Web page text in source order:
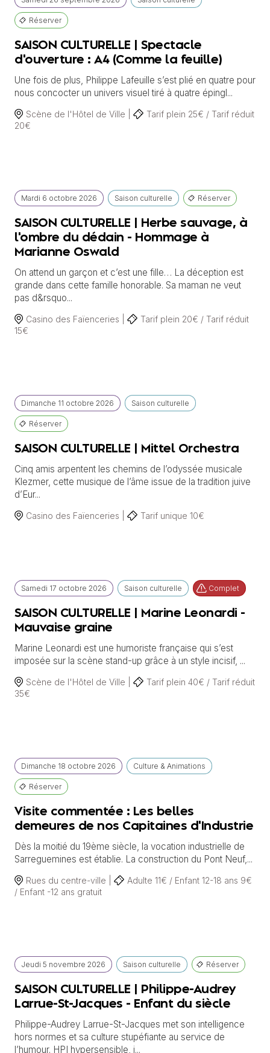
Réserver
SAISON CULTURELLE | Spectacle
d'ouverture : A4 (Comme la feuille)
Une fois de plus, Philippe Lafeuille s’est plié en quatre pour
nous concocter un univers visuel tiré à quatre épingl...
Scène de l'Hôtel de Ville |
Tarif plein 25€ / Tarif réduit
20€
Mardi 6 octobre 2026 Saison culturelle Réserver
SAISON CULTURELLE | Herbe sauvage, à
l'ombre du dédain - Hommage à
Marianne Oswald
On attend un garçon et c’est une fille… La déception est
grande dans cette famille honorable. Sa maman ne veut
pas d&rsquo...
Casino des Faïenceries |
Tarif plein 20€ / Tarif réduit
15€
Dimanche 11 octobre 2026 Saison culturelle
Réserver
SAISON CULTURELLE | Mittel Orchestra
Cinq amis arpentent les chemins de l’odyssée musicale
Klezmer, cette musique de l’âme issue de la tradition juive
d’Eur...
Casino des Faïenceries | Tarif unique 10€
Samedi 17 octobre 2026 Saison culturelle Complet
SAISON CULTURELLE | Marine Leonardi -
Mauvaise graine
Marine Leonardi est une humoriste française qui s’est
imposée sur la scène stand-up grâce à un style incisif, ...
Scène de l'Hôtel de Ville |
Tarif plein 40€ / Tarif réduit
35€
Dimanche 18 octobre 2026 Culture & Animations
Réserver
Visite commentée : Les belles
demeures de nos Capitaines d'Industrie
Dès la moitié du 19ème siècle, la vocation industrielle de
Sarreguemines est établie. La construction du Pont Neuf,...
Rues du centre-ville |
Adulte 11€ / Enfant 12-18 ans 9€
/ Enfant -12 ans gratuit
Jeudi 5 novembre 2026 Saison culturelle Réserver
SAISON CULTURELLE | Philippe-Audrey
Larrue-St-Jacques - Enfant du siècle
Philippe-Audrey Larrue-St-Jacques met son intelligence
hors normes et sa culture stupéfiante au service de
l’humour. HPI hypersensible, i...